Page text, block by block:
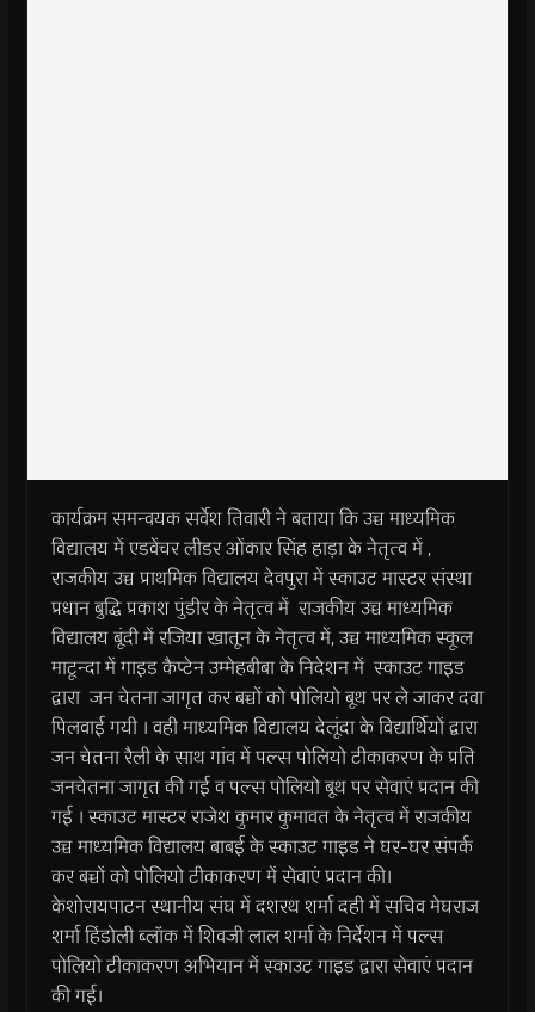
कार्यक्रम समन्वयक सर्वेश तिवारी ने बताया कि उच्च माध्यमिक
विद्यालय में एडवेंचर लीडर ओंकार सिंह हाड़ा के नेतृत्व में ,
राजकीय उच्च प्राथमिक विद्यालय देवपुरा में स्काउट मास्टर संस्था
प्रधान बुद्धि प्रकाश पुंडीर के नेतृत्व में राजकीय उच्च माध्यमिक
विद्यालय बूंदी में रजिया खातून के नेतृत्व में, उच्च माध्यमिक स्कूल
माटून्दा में गाइड कैप्टेन उम्मेहबीबा के निदेशन में स्काउट गाइड
द्वारा जन चेतना जागृत कर बच्चों को पोलियो बूथ पर ले जाकर दवा
पिलवाई गयी । वही माध्यमिक विद्यालय देलूंदा के विद्यार्थियों द्वारा
जन चेतना रैली के साथ गांव में पल्स पोलियो टीकाकरण के प्रति
जनचेतना जागृत की गई व पल्स पोलियो बूथ पर सेवाएं प्रदान की
गई । स्काउट मास्टर राजेश कुमार कुमावत के नेतृत्व में राजकीय
उच्च माध्यमिक विद्यालय बाबई के स्काउट गाइड ने घर-घर संपर्क
कर बच्चों को पोलियो टीकाकरण में सेवाएं प्रदान की।
केशोरायपाटन स्थानीय संघ में दशरथ शर्मा दही में सचिव मेघराज
शर्मा हिंडोली ब्लॉक में शिवजी लाल शर्मा के निर्देशन में पल्स
पोलियो टीकाकरण अभियान में स्काउट गाइड द्वारा सेवाएं प्रदान
की गई।